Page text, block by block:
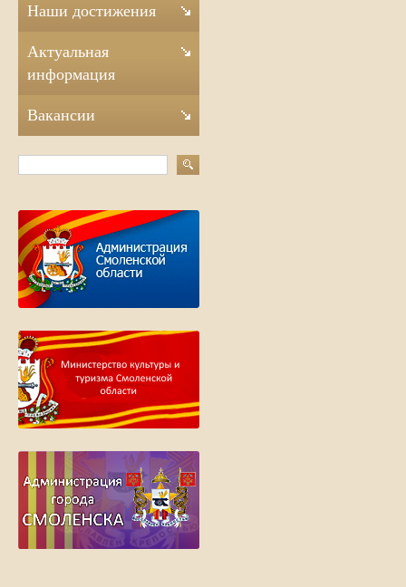
Наши достижения
Актуальная
информация
Вакансии